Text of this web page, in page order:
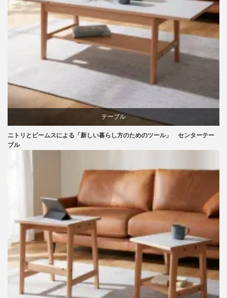
テーブル
ビーチ
ライフスタイル
家具
ニトリとビームスによる「新しい暮らし方のためのツール」 センターテー
ブル